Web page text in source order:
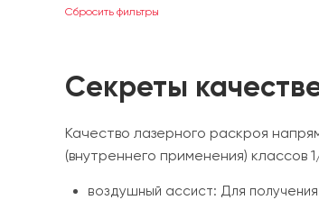
Сбросить фильтры
Секреты
Качество лазерного раскроя
(внутреннего применения)
воздушный ассист: Для